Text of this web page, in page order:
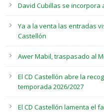
David Cubillas se incorpora
Ya a la venta las entradas
Castellón
Awer Mabil, traspasado al
El CD Castellón abre la
temporada 2026/2027
El CD Castellón lamenta el